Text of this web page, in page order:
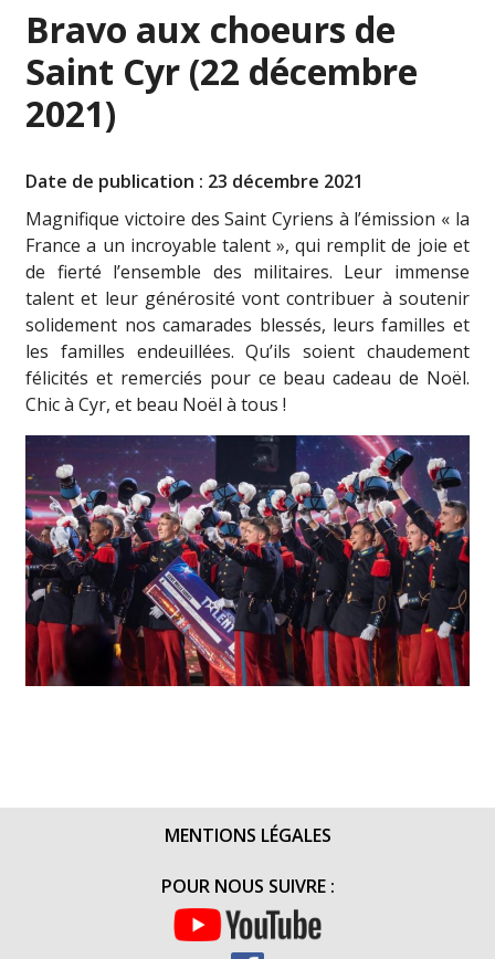
Bravo aux choeurs de
Saint Cyr (22 décembre
2021)
Date de publication : 23 décembre 2021
Magnifique victoire des Saint Cyriens à l’émission « la
France a un incroyable talent », qui remplit de joie et
de fierté l’ensemble des militaires. Leur immense
talent et leur générosité vont contribuer à soutenir
solidement nos camarades blessés, leurs familles et
les familles endeuillées. Qu’ils soient chaudement
félicités et remerciés pour ce beau cadeau de Noël.
Chic à Cyr, et beau Noël à tous !
MENTIONS LÉGALES
POUR NOUS SUIVRE :